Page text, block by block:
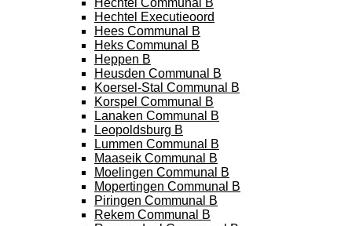
Hechtel Communal B
Hechtel Executieoord
Hees Communal B
Heks Communal B
Heppen B
Heusden Communal B
Koersel-Stal Communal B
Korspel Communal B
Lanaken Communal B
Leopoldsburg B
Lummen Communal B
Maaseik Communal B
Moelingen Communal B
Mopertingen Communal B
Piringen Communal B
Rekem Communal B